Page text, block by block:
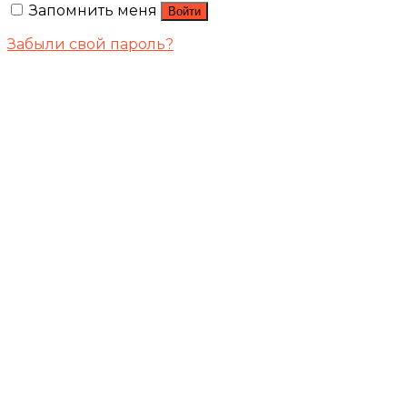
Запомнить меня
Войти
Забыли свой пароль?